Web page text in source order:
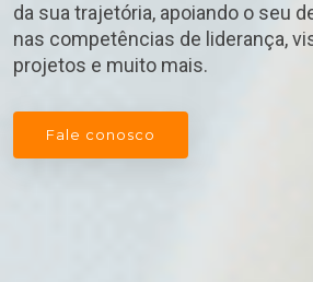
da sua trajetória, apoiando o seu
nas competências de liderança,
projetos e muito mais.
Fale conosco